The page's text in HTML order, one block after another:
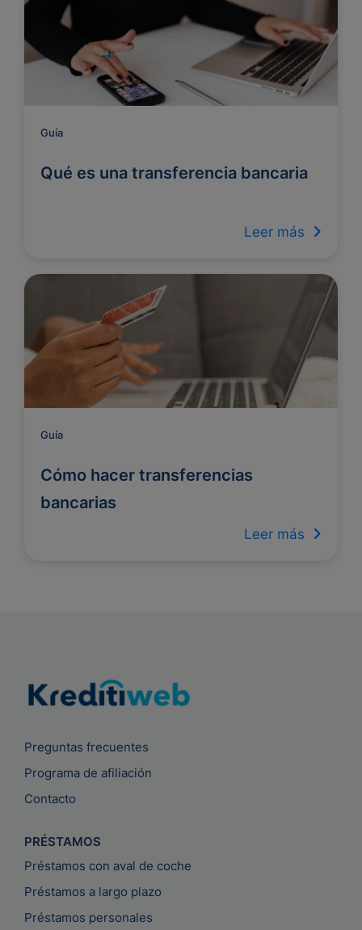
Guía
Qué es una transferencia bancaria
Leer más
Guía
Cómo hacer transferencias
bancarias
Leer más
Preguntas frecuentes
Programa de afiliación
Contacto
PRÉSTAMOS
Préstamos con aval de coche
Préstamos a largo plazo
Préstamos personales